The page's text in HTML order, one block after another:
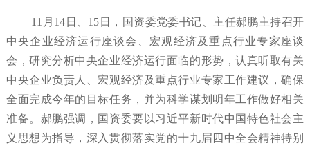
11月14日、15日，国资委党委书记、主任郝鹏主持召开
中央企业经济运行座谈会、宏观经济及重点行业专家座谈
会，研究分析中央企业经济运行面临的形势，认真听取有关
中央企业负责人、宏观经济及重点行业专家工作建议，确保
全面完成今年的目标任务，并为科学谋划明年工作做好相关
准备。郝鹏强调，国资委要以习近平新时代中国特色社会主
义思想为指导，深入贯彻落实党的十九届四中全会精神特别